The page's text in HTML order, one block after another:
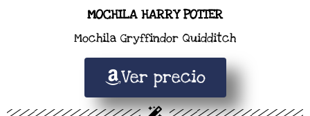
MOCHILA HARRY POTTER
Mochila Gryffindor Quidditch
Ver precio